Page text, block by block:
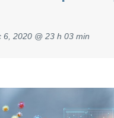
6, 2020 @ 23 h 03 min